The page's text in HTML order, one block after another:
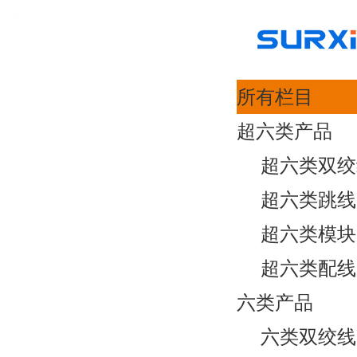
所有栏目
超六类产品
超六类双
超六类跳线
超六类模块
超六类配
六类产品
六类双绞线